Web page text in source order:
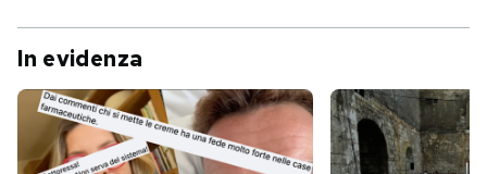
In evidenza